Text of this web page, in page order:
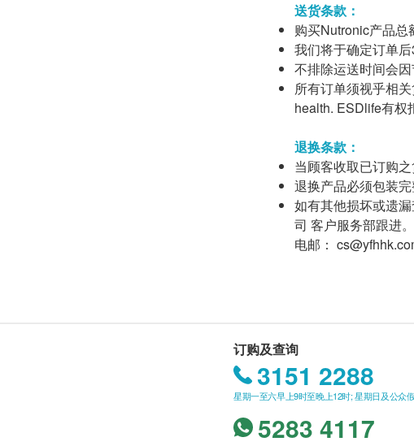
送货条款：
购买Nutronic产品总
我们将于确定订单后
不排除运送时间会
所有订单须视乎相
health. ESDlife有权
退换条款：
当顾客收取已订购
退换产品必须包装
如有其他损坏或遗
司 客户服务部跟进。
电邮：
订购及查询
3151 2288
星期一至六早上9时至晚上12时; 星期日及公众
5283 4117